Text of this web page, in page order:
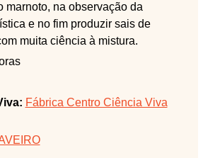
marnoto, na observação da
e no fim produzir sais de
muita ciência à mistura.
Fábrica Centro Ciência Viva